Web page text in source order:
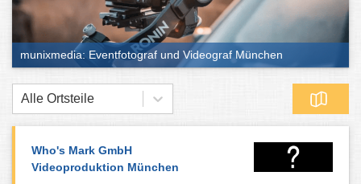
munixmedia: Eventfotograf und Videograf München
Alle Ortsteile
Who's Mark GmbH
Videoproduktion München